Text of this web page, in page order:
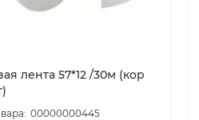
лента 57*12 /30м (кор
00000000445